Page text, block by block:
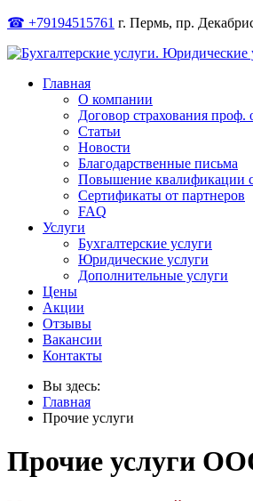
☎ +79194515761 г. Пермь, пр.
Главная
О компании
Договор страхования проф.
Статьи
Новости
Благодарственные письма
Повышение квалификации
Сертификаты от партнеров
FAQ
Услуги
Бухгалтерские услуги
Юридические услуги
Дополнительные услуги
Цены
Акции
Отзывы
Вакансии
Контакты
Вы здесь:
Главная
Прочие услуги
Прочие услуги